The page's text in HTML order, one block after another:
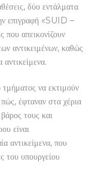
δύο εντάλματα
επιγραφή «SUID –
απεικονίζουν
αντικειμένων, καθώς
να εκτιμούν
έφταναν στα χέρια
τους και
είναι
αντικείμενα, που
του υπουργείου